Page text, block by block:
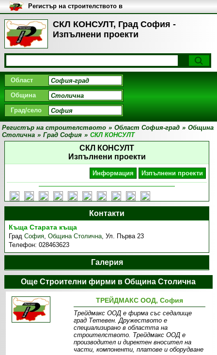
СКЛ КОНСУЛТ, Град София -
Изпълнени проекти
Регистър на строителството в
България
Област
Община
Град/село
Регистър на строителството » Област София-град » Община
Столична » Град София » СКЛ КОНСУЛТ
СКЛ КОНСУЛТ
Изпълнени проекти
Информация Изпълнени проекти
Контакти
Къща Старата къща
ГрадСофия,Община Столична,Ул. Първа 23
Телефон:028463623
Галерия
Още Строителни фирми в Община Столична
ТРЕЙДМАКС ООД, София
Трейдмакс ООД е фирма със седалище
град Тетевен. Дружеството е
специализирано в областта на
строителството. Трейдмакс ООД е
производител и директен вносител на
части, компоненти, платове и оборудване